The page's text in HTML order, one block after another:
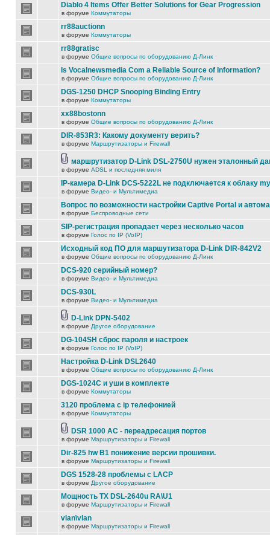
Diablo 4 Items Offer Better Solutions for Gear Progression
в форуме Коммутаторы
rr88auctionn
в форуме Коммутаторы
rr88gratisc
в форуме Общие вопросы по оборудованию Д-Линк
Is Vocalnewsmedia Com a Reliable Source of Information?
в форуме Общие вопросы по оборудованию Д-Линк
DGS-1250 DHCP Snooping Binding Entry
в форуме Коммутаторы
xx88bostonn
в форуме Общие вопросы по оборудованию Д-Линк
DIR-853R3: Какому документу верить?
в форуме Маршрутизаторы и Firewall
маршрутизатор D-Link DSL-2750U нужен эталонный
в форуме ADSL и последняя миля
IP-камера D-Link DCS-5222L не подключается к облаку
в форуме Видео- и Мультимедиа
Вопрос по возможности настройки Captive Portal и
в форуме Беспроводные сети
SIP-регистрация пропадает через несколько часов
в форуме Голос по IP (VoIP)
Исходный код ПО для маршутизатора D-Link DIR-842V2
в форуме Общие вопросы по оборудованию Д-Линк
DCS-920 серийный номер?
в форуме Видео- и Мультимедиа
DCS-930L
в форуме Видео- и Мультимедиа
D-Link DPN-5402
в форуме Другое оборудование
DG-104SH сброс пароля и настроек
в форуме Голос по IP (VoIP)
Настройка D-Link DSL2640
в форуме Общие вопросы по оборудованию Д-Линк
DGS-1024C и уши в комплекте
в форуме Коммутаторы
3120 проблема с ip телефонией
в форуме Коммутаторы
DSR 1000 AC - переадресация портов
в форуме Маршрутизаторы и Firewall
Dir-825 hw B1 понижение версии прошивки.
в форуме Маршрутизаторы и Firewall
DGS 1528-28 проблемы с LACP
в форуме Другое оборудование
Мощность TX DSL-2640u RA\U1
в форуме Маршрутизаторы и Firewall
vlan\vlan
в форуме Маршрутизаторы и Firewall